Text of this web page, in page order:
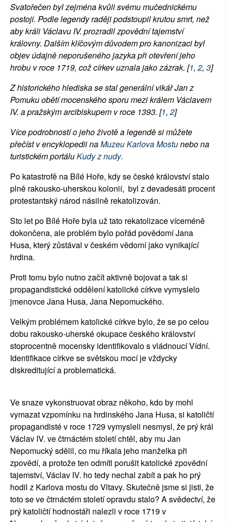
Svatořečen byl zejména kvůli svému mučednickému
postoji. Podle legendy raději podstoupil krutou smrt, než
aby králi Václavu IV. prozradil zpovědní tajemství
královny. Dalším klíčovým důvodem pro kanonizaci byl
objev údajně neporušeného jazyka při otevření jeho
hrobu v roce 1719, což církev uznala jako zázrak. [1,2, 3]
Z historického hlediska se stal generální vikář Jan z
Pomuku obětí mocenského sporu mezi králem Václavem
IV. a pražským arcibiskupem v roce 1393. [1,2]
Více podrobností o jeho životě a legendě si můžete
přečíst v encyklopedii naMuzeu Karlova Mostunebo na
turistickém portáluKudy z nudy.
Po katastrofě na Bílé Hoře, kdy se české království stalo
plně rakousko-uherskou kolonií, byl z devadesáti procent
protestantský národ násilně rekatolizován.
Sto let po Bílé Hoře byla už tato rekatolizace víceméně
dokončena, ale problém bylo pořád povědomí Jana
Husa, který zůstával v českém vědomí jako vynikající
hrdina.
Proti tomu bylo nutno začít aktivně bojovat a tak si
propagandistické oddělení katolické církve vymyslelo
jmenovce Jana Husa, Jana Nepomuckého.
Velkým problémem katolické církve bylo, že se po celou
dobu rakousko-uherské okupace českého království
stoprocentně mocensky identifikovalo s vládnoucí Vídní.
Identifikace církve se světskou mocí je vždycky
diskreditující a problematická.
Ve snaze vykonstruovat obraz někoho, kdo by mohl
vymazat vzpomínku na hrdinského Jana Husa, si katoličtí
propagandisté v roce 1729 vymysleli nesmysl, že prý král
Václav IV. ve čtrnáctém století chtěl, aby mu Jan
Nepomucký sdělil, co mu říkala jeho manželka při
zpovědí, a protože ten odmítl porušit katolické zpovědní
tajemství, Václav IV. ho tedy nechal zabít a pak ho prý
hodil z Karlova mostu do Vltavy. Skutečně jsme si jisti, že
toto se ve čtrnáctém století opravdu stalo? A svědectví, že
prý katoličtí hodnostáři nalezli v roce 1719 v